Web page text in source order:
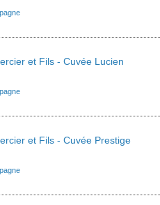
et Fils - Cuvée Lucien
et Fils - Cuvée Prestige